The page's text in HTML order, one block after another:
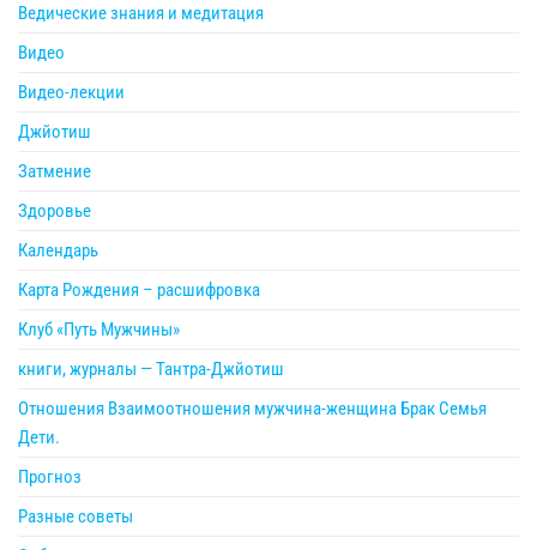
Ведические знания и медитация
Видео
Видео-лекции
Джйотиш
Затмение
Здоровье
Календарь
Карта Рождения – расшифровка
Клуб «Путь Мужчины»
книги, журналы — Тантра-Джйотиш
Отношения Взаимоотношения мужчина-женщина Брак Семья
Дети.
Прогноз
Разные советы